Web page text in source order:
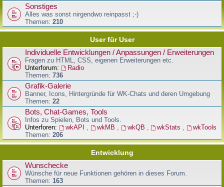
Sonstiges
Alles was sonst nirgendwo reinpasst ;-)
Themen: 210
User für User
Individuelle Entwicklungen / Anpassungen / Erweiterungen
Fragen zu HTML, CSS, eigenen Erweiterungen etc.
Unterforum:
Radio
Themen: 736
Grafik-Galerie
Banner, Icons, Hintergründe für WK-Chats und deren Umgebung
Themen: 22
Bots, Chat-Games, Tools
Infos zu Spielen, Bots und Tools.
Unterforen:
wkAPI , wkMB , wkQB , wkStats ,
wkTools
Themen: 206
Entwicklung
Wunschecke
Wünsche für neue Funktionen gehören in dieses Forum.
Themen: 163